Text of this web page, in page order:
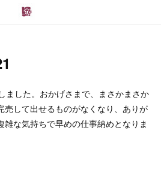
ました。おかげさまで、まさかまさか
売して出せるものがなくなり、ありが
雑な気持ちで早めの仕事納めとなりま